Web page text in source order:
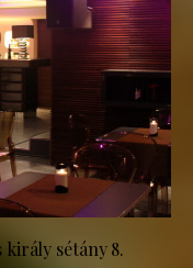
király sétány 8.